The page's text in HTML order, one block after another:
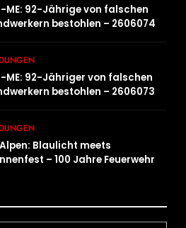
ME: 92-Jährige von falschen
bestohlen – 2606074
ME: 92-Jähriger von falschen
bestohlen – 2606073
Alpen: Blaulicht meets
– 100 Jahre Feuerwehr